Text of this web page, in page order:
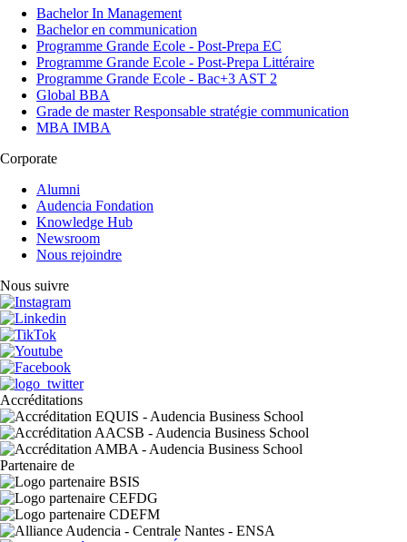
Bachelor In Management
Bachelor en communication
Programme Grande Ecole - Post-Prepa EC
Programme Grande Ecole - Post-Prepa Littéraire
Programme Grande Ecole - Bac+3 AST 2
Global BBA
Grade de master Responsable stratégie communication
MBA IMBA
Corporate
Alumni
Audencia Fondation
Knowledge Hub
Newsroom
Nous rejoindre
Nous suivre
Accréditations
Partenaire de